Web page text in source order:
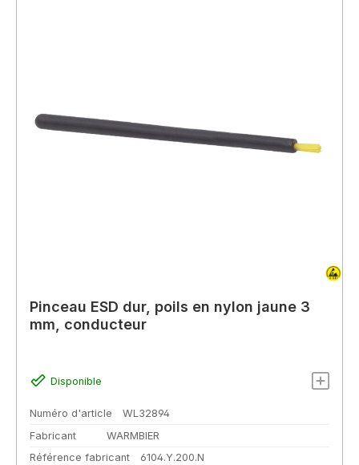
Pinceau ESD dur, poils en nylon jaune 3
mm, conducteur
Disponible
Numéro d'article
WL32894
Fabricant
WARMBIER
Référence fabricant
6104.Y.200.N